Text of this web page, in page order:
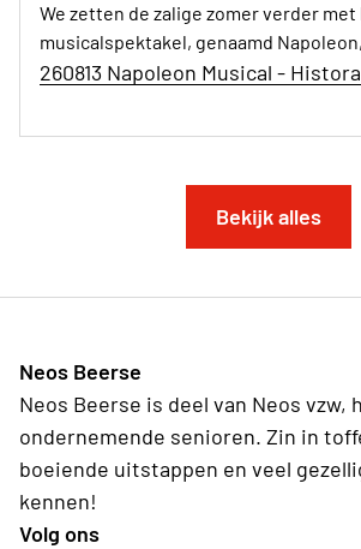
We zetten de zalige zomer verder
musicalspektakel, genaamd
260813 Napoleon Musical -
Bekijk alles
Neos Beerse
Neos Beerse is deel van Neos vzw,
ondernemende senioren. Zin in
boeiende uitstappen en veel
kennen!
Volg ons